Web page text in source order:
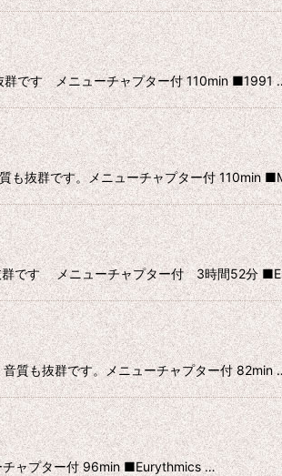
群です メニューチャプター付 110min ■1991
も抜群です。メニューチャプター付 110min
群です メニューチャプター付 3時間52分
質も抜群です。メニューチャプター付 82min
チャプター付 96min ■Eurythmics …